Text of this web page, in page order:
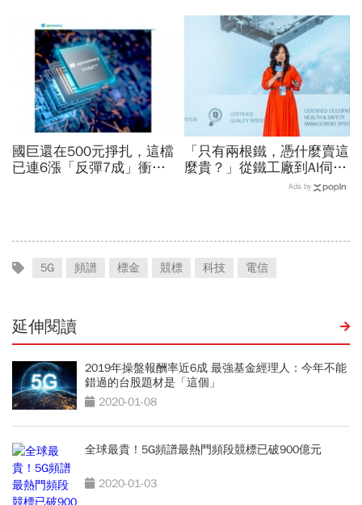
張利空，要抱要殺全看2重
績、罕見抱屈自家股票：真
的被低估了
國巨還在500元掙扎，這檔
已連6漲「反彈7成」衝千
「只有兩根鐵，憑什麼賣這
麼貴？」從鐵工廠到AI伺服
器滑軌霸主，川湖靠四大護
Ads by
5G 頻譜 標金 競標 科技 電信
延伸閱讀
2019年操盤報酬率近6成 最強基金經理人：今年不能
錯過的台股題材是「這個」
2020-01-08
全球最貴！5G頻譜最熱門頻段競標已破900億元
2020-01-03